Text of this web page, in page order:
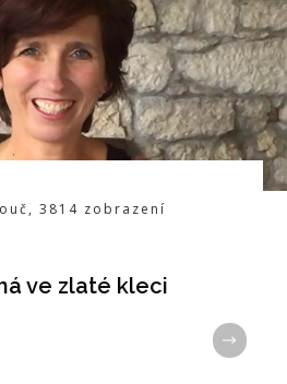
,3814 zobrazení
ve zlaté kleci